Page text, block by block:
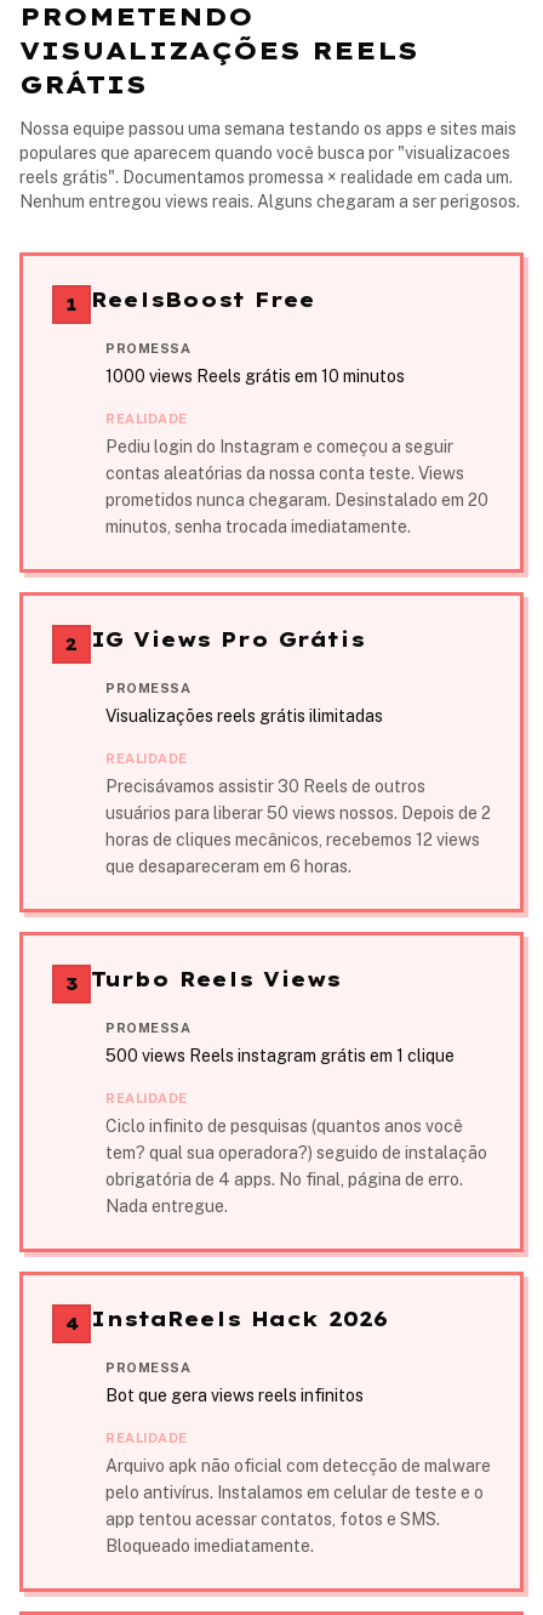
PROMETENDO
VISUALIZAÇÕES REELS
GRÁTIS
Nossa equipe passou uma semana testando os apps e sites mais
populares que aparecem quando você busca por "visualizacoes
reels grátis". Documentamos promessa × realidade em cada um.
Nenhum entregou views reais. Alguns chegaram a ser perigosos.
1 ReelsBoost Free
PROMESSA
1000 views Reels grátis em 10 minutos
REALIDADE
Pediu login do Instagram e começou a seguir
contas aleatórias da nossa conta teste. Views
prometidos nunca chegaram. Desinstalado em 20
minutos, senha trocada imediatamente.
2 IG Views Pro Grátis
PROMESSA
Visualizações reels grátis ilimitadas
REALIDADE
Precisávamos assistir 30 Reels de outros
usuários para liberar 50 views nossos. Depois de 2
horas de cliques mecânicos, recebemos 12 views
que desapareceram em 6 horas.
3 Turbo Reels Views
PROMESSA
500 views Reels instagram grátis em 1 clique
REALIDADE
Ciclo infinito de pesquisas (quantos anos você
tem? qual sua operadora?) seguido de instalação
obrigatória de 4 apps. No final, página de erro.
Nada entregue.
4 InstaReels Hack 2026
PROMESSA
Bot que gera views reels infinitos
REALIDADE
Arquivo apk não oficial com detecção de malware
pelo antivírus. Instalamos em celular de teste e o
app tentou acessar contatos, fotos e SMS.
Bloqueado imediatamente.